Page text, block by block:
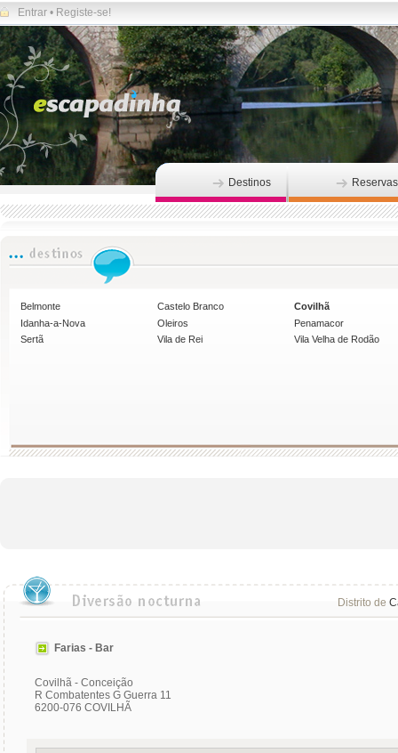
Entrar • Registe-se!
Destinos Reservas
Belmonte Castelo Branco
Covilhã
Idanha-a-Nova
Oleiros
Penamacor
Sertã
Vila de Rei Vila Velha de Rodão
Distrito de
Farias - Bar
Covilhã - Conceição
R Combatentes G Guerra 11
6200-076 COVILHÃ